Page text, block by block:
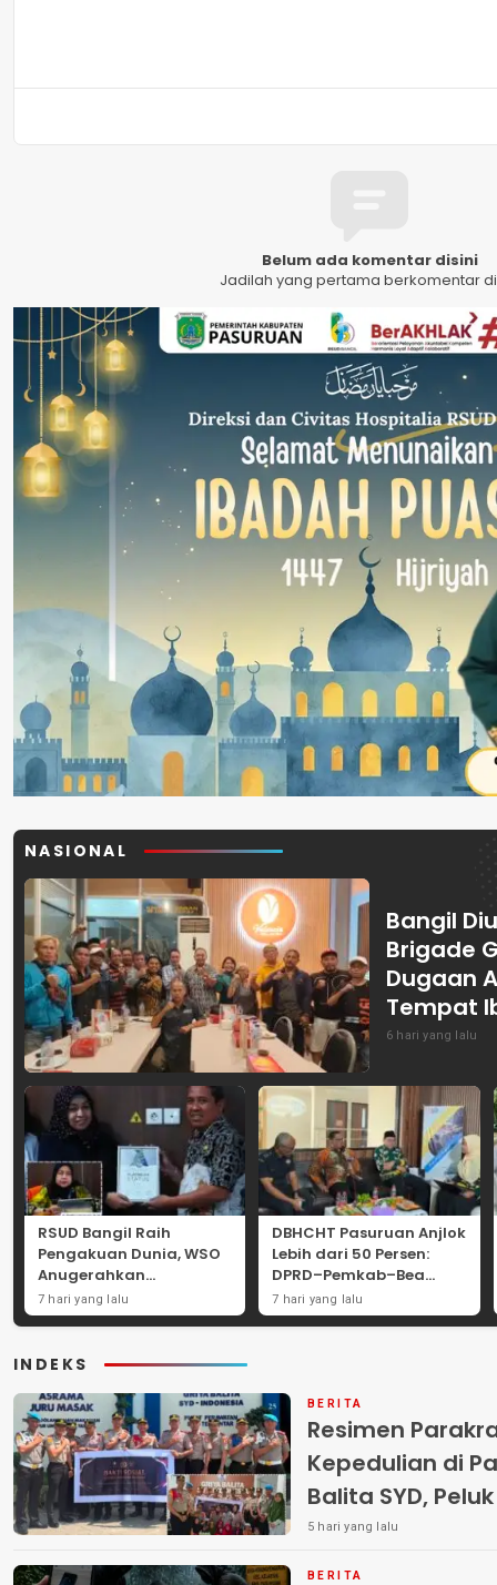
Belum ada komentar disini
Jadilah yang pertama berkomentar
NASIONAL
Bangil
Brigade
Dugaan
Tempat
6 hari yang lalu
RSUD Bangil Raih
Pengakuan Dunia, WSO
Anugerahkan
Penghargaan
Internasional untuk
7 hari yang lalu
DBHCHT Pasuruan Anjlok
Lebih dari 50 Persen:
DPRD–Pemkab–Bea
Cukai Perkuat Perang
Melawan Peredaran
7 hari yang lalu
INDEKS
BERITA
Resimen
Kepedulian di
Balita SYD,
Terlantar
5 hari yang lalu
BERITA